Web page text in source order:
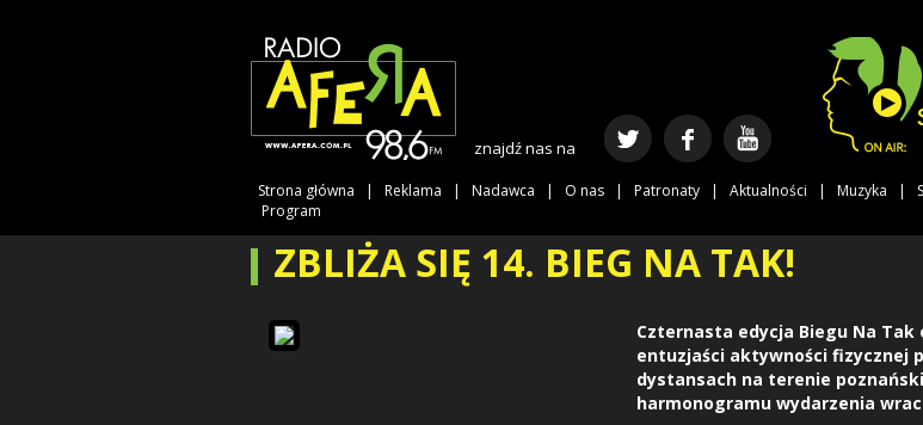
znajdź nas na
Strona główna Reklama Nadawca O nas Patronaty Aktualności Muzyka
Program
ZBLIŻA SIĘ 14. BIEG NA TAK!
Czternasta edycja Biegu Na
entuzjaści aktywności fizycznej
dystansach na terenie
harmonogramu wydarzenia